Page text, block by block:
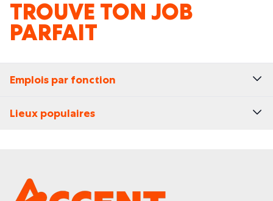
TROUVE TON JOB
PARFAIT
Emplois par fonction
Lieux populaires